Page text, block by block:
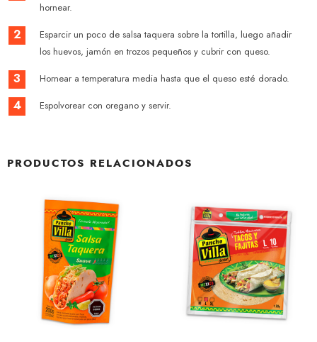
hornear.
2
Esparcir un poco de salsa taquera sobre la tortilla, luego añadir
los huevos, jamón en trozos pequeños y cubrir con queso.
3 Hornear a temperatura media hasta que el queso esté dorado.
4 Espolvorear con oregano y servir.
PRODUCTOS RELACIONADOS